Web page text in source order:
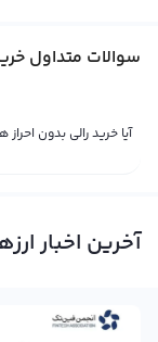
اطلاعات به روز از
سود و ضرر فرضی است.
نمودارهای قیمت و
سوالات متداول
آیا خرید رالی بدون
آخرین اخبار